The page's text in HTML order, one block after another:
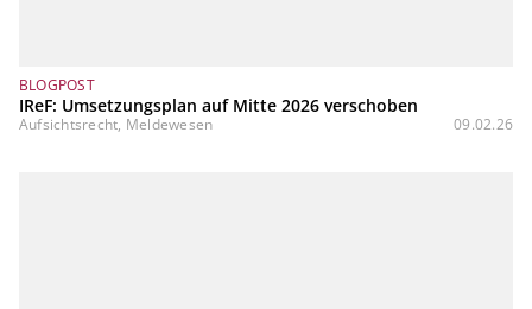
BLOGPOST
IReF: Umsetzungsplan auf Mitte 2026 verschoben
Aufsichtsrecht, Meldewesen 09.02.26